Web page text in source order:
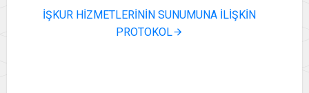
İŞKUR HİZMETLERİNİN SUNUMUNA İLİŞKİN
PROTOKOL